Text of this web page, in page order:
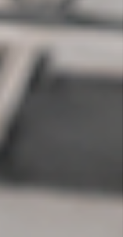
mit BISOL-Modulen
genaue Betrag hängt